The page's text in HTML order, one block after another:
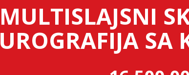
MULTISLAJSNI
UROGRAFIJA SA